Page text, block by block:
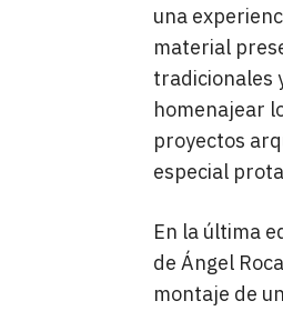
una
material
tradicionales
homenajear
proyectos
especial
En la última
de Ángel
montaje de